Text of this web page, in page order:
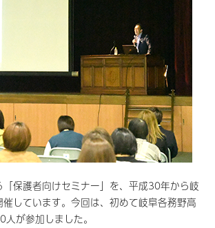
保護者向けセミナー」を、平成30年から岐
しています。今回は、初めて岐阜各務野高
が参加しました。